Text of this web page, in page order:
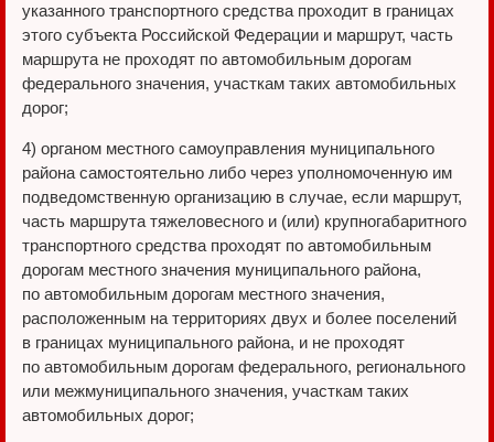
указанного транспортного средства проходит в границах
этого субъекта Российской Федерации и маршрут, часть
маршрута не проходят по автомобильным дорогам
федерального значения, участкам таких автомобильных
дорог;
4) органом местного самоуправления муниципального
района самостоятельно либо через уполномоченную им
подведомственную организацию в случае, если маршрут,
часть маршрута тяжеловесного и (или) крупногабаритного
транспортного средства проходят по автомобильным
дорогам местного значения муниципального района,
по автомобильным дорогам местного значения,
расположенным на территориях двух и более поселений
в границах муниципального района, и не проходят
по автомобильным дорогам федерального, регионального
или межмуниципального значения, участкам таких
автомобильных дорог;